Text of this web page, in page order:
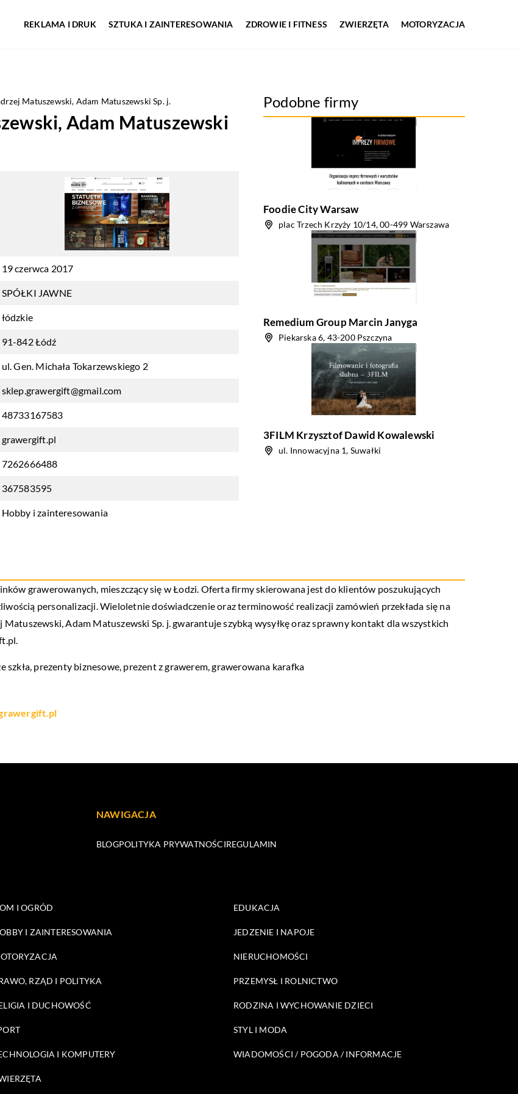
REKLAMA I DRUK SZTUKA I ZAINTERESOWANIA ZDROWIE I FITNESS ZWIERZĘTA MOTORYZACJA
Matuszewski, Adam Matuszewski Sp. j.
Adam Matuszewski
19 czerwca 2017
SPÓŁKI JAWNE
łódzkie
91-842 Łódź
ul. Gen. Michała Tokarzewskiego 2
sklep.grawergift@gmail.com
48733167583
grawergift.pl
7262666488
367583595
Hobby i zainteresowania
Podobne firmy
Foodie City Warsaw
plac Trzech Krzyży 10/14, 00-499 Warszawa
Remedium Group Marcin Janyga
Piekarska 6, 43-200 Pszczyna
3FILM Krzysztof Dawid Kowalewski
ul. Innowacyjna 1, Suwałki
grawerowanych, mieszczący się w Łodzi. Oferta firmy skierowana jest do klientów poszukujących
personalizacji. Wieloletnie doświadczenie oraz terminowość realizacji zamówień przekłada się na
Adam Matuszewski Sp. j. gwarantuje szybką wysyłkę oraz sprawny kontakt dla wszystkich
prezenty biznesowe, prezent z grawerem,grawerowana karafka
NAWIGACJA
BLOGPOLITYKA PRYWATNOŚCIREGULAMIN
I OGRÓD EDUKACJA
I ZAINTERESOWANIA JEDZENIE I NAPOJE
NIERUCHOMOŚCI
RZĄD I POLITYKA PRZEMYSŁ I ROLNICTWO
I DUCHOWOŚĆ RODZINA I WYCHOWANIE DZIECI
STYL I MODA
I KOMPUTERY WIADOMOŚCI / POGODA / INFORMACJE